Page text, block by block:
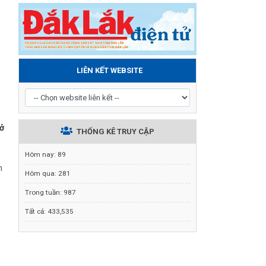
LIÊN KẾT WEBSITE
THỐNG KÊ TRUY CẬP
Hôm nay: 89
Hôm qua: 281
Trong tuần: 987
Tất cả: 433,535